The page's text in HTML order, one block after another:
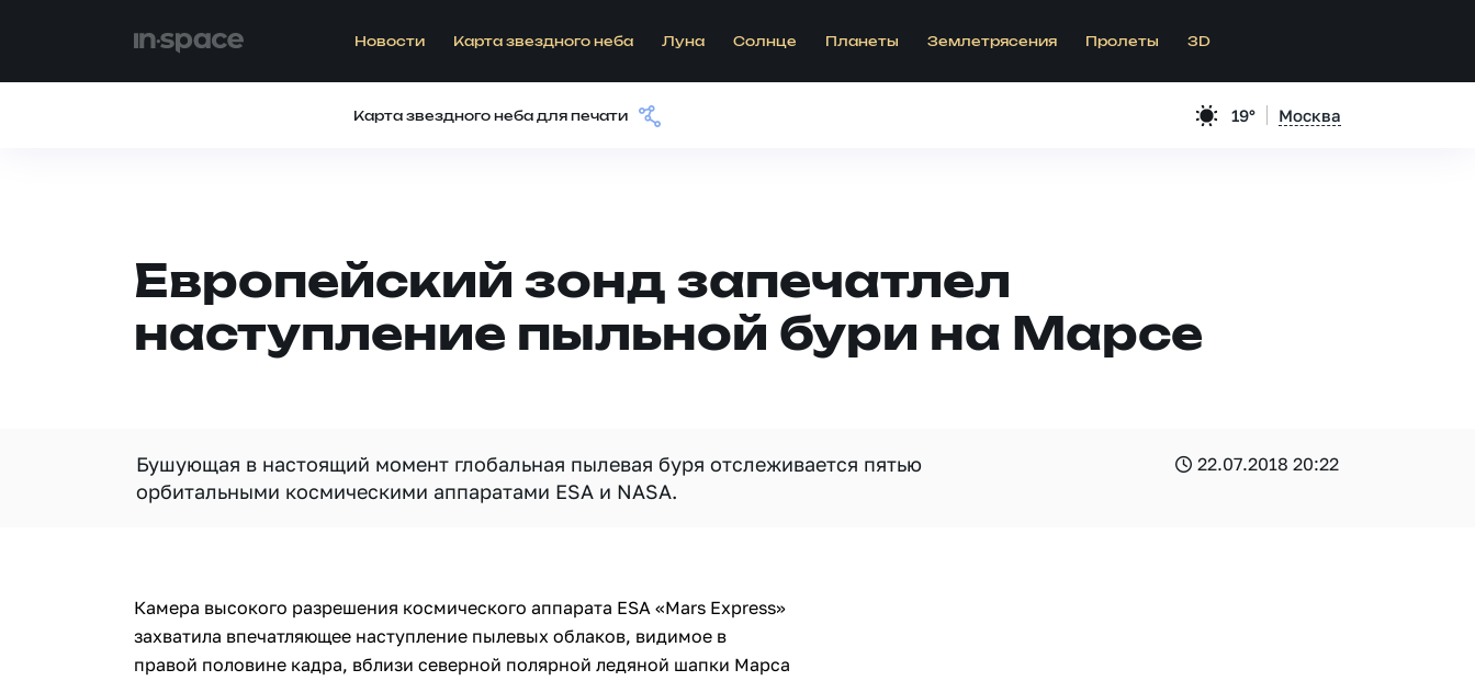
Новости Карта звездного неба Луна Солнце Планеты Землетрясения Пролеты 3D
Карта звездного неба для печати 19° Москва
Европейский зонд запечатлел
наступление пыльной бури на Марсе
Бушующая в настоящий момент глобальная пылевая буря отслеживается пятью
орбитальными космическими аппаратами ESA и NASA.
22.07.2018 20:22
Камера высокого разрешения космического аппарата ESA «Mars Express»
захватила впечатляющее наступление пылевых облаков, видимое в
правой половине кадра, вблизи северной полярной ледяной шапки Марса